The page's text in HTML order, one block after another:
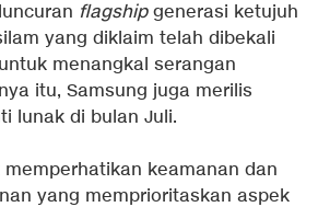
flagshipgenerasi ketujuh
yang diklaim telah dibekali
menangkal serangan
itu, Samsung juga merilis
lunak di bulan Juli.
keamanan dan
yang memprioritaskan aspek